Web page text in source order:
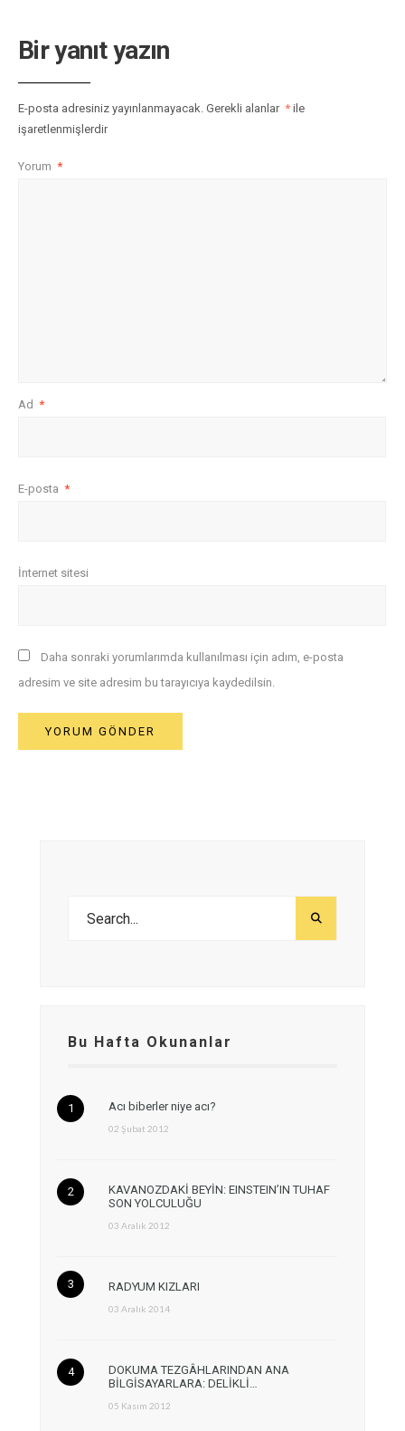
Bir yanıt yazın
E-posta adresiniz yayınlanmayacak. Gerekli alanlar * ile
işaretlenmişlerdir
Yorum *
Ad *
E-posta *
İnternet sitesi
Daha sonraki yorumlarımda kullanılması için adım, e-posta
adresim ve site adresim bu tarayıcıya kaydedilsin.
Bu Hafta Okunanlar
Acı biberler niye acı?
02 Şubat 2012
KAVANOZDAKİ BEYİN: EINSTEIN’IN TUHAF
SON YOLCULUĞU
03 Aralık 2012
RADYUM KIZLARI
03 Aralık 2014
DOKUMA TEZGÂHLARINDAN ANA
BİLGİSAYARLARA: DELİKLİ…
05 Kasım 2012